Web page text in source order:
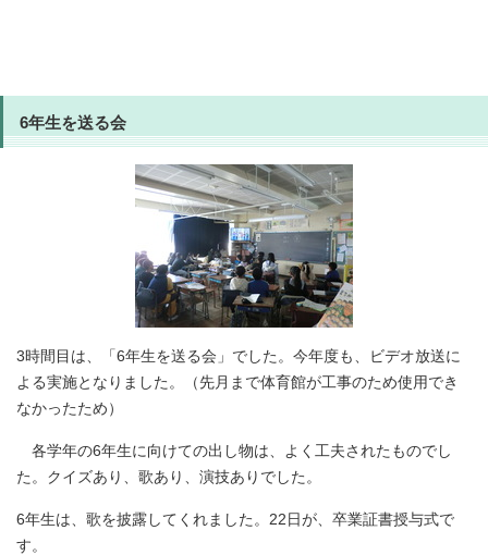
6年生を送る会
3時間目は、「6年生を送る会」でした。今年度も、ビデオ放送に
よる実施となりました。（先月まで体育館が工事のため使用でき
なかったため）
各学年の6年生に向けての出し物は、よく工夫されたものでし
た。クイズあり、歌あり、演技ありでした。
6年生は、歌を披露してくれました。22日が、卒業証書授与式で
す。